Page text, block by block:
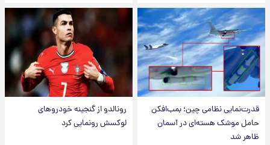
قدرت‌نمایی نظامی چین؛ بمب‌افکن
حامل موشک هسته‌ای در آسمان
ظاهر شد
رونالدو از گنجینه خودروهای
لوکسش رونمایی کرد